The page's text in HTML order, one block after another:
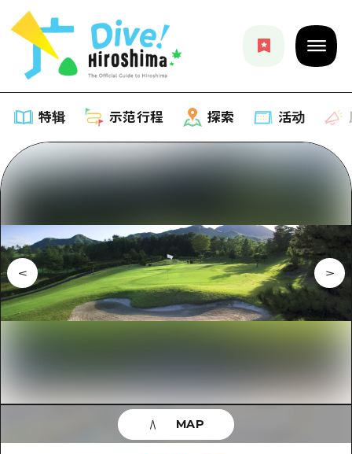
特辑 示范行程 探索 活动
特辑
推荐
艺术
活动·庙会
骑自行车
购物
运动
示范行程
列表
Dive!Hiroshima官方向导
安艺
答对了
探索
列表
答對了
美北
活动
有用的信息
列表
MAP